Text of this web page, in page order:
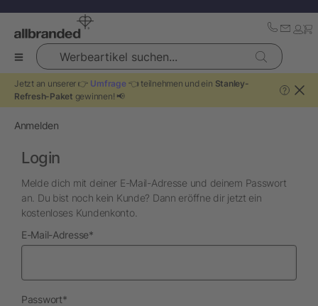
Werbeartikel suchen...
Jetzt an unserer 👉 Umfrage👈 teilnehmen und ein Stanley-
Refresh-Paket gewinnen! 📢
?
Anmelden
Login
Melde dich mit deiner E-Mail-Adresse und deinem Passwort
an. Du bist noch kein Kunde? Dann eröffne dir jetzt ein
kostenloses Kundenkonto.
E-Mail-Adresseerforderlich
*
Passworterforderlich
*